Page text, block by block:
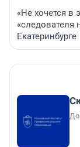
«Не хочется в
«следователя
Екатеринбурге
До